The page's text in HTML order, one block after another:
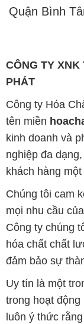
Quận Bình
CÔNG TY
PHÁT
Công ty Hóa
tên miền
kinh doanh và
nghiệp đa
khách hàng
Chúng tôi cam
mọi nhu cầu
Công ty chúng
hóa chất chất
đảm bảo sự
Uy tín là một
trong hoạt động
luôn ý thức